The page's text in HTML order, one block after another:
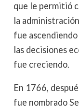
que le permitió
la
fue
las decisiones
fue creciendo.
En 1766,
fue nombrado